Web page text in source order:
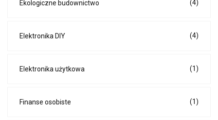
Ekologiczne budownictwo (4)
Elektronika DIY (4)
Elektronika użytkowa (1)
Finanse osobiste (1)